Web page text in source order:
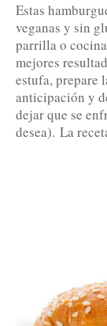
Estas
veganas y sin
parrilla o
mejores
estufa, prepare
anticipación y
dejar que se
desea). La